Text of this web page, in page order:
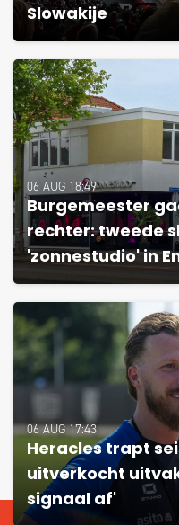
Slowakije
06 AUG 18:49
Burgemeester
rechter: tweede
'zonnestudio' in
06 AUG 17:43
Heracles trapt
uitverkocht
signaal af'